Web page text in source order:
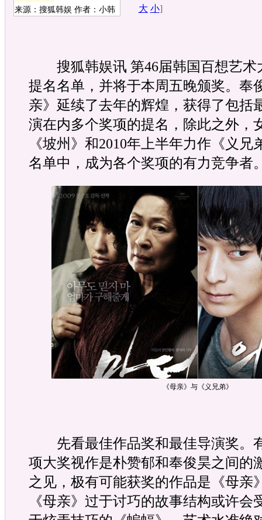
大 小]
来源： 搜狐韩娱 作者：小韩
搜狐韩娱讯 第46届韩国百想艺术
提名名单，并将于本周五晚颁奖。奉
亲》延续了去年的辉煌，获得了包括
演在内多个奖项的提名，除此之外，
《坡州》和2010年上半年力作《义兄
名单中，成为各个奖项的有力竞争者
《母亲》与《义兄弟》
先看最佳作品奖和最佳导演奖。
项大奖视作是朴赞郁和奉俊昊之间的
之见，极有可能获奖的作品是《母亲
《母亲》过于讨巧的故事结构或许会